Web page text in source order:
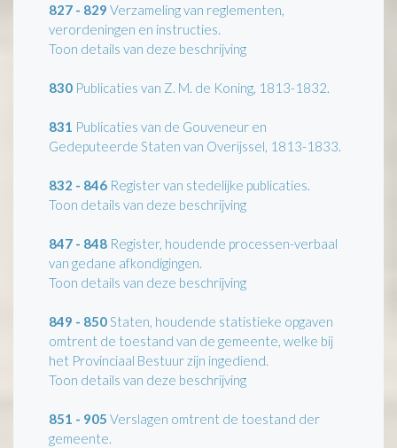
827 - 829 Verzameling van reglementen,
verordeningen en instructies.
Toon details van deze beschrijving
830 Publicaties van Z. M. de Koning, 1813-1832.
831 Publicaties van de Gouveneur en
Gedeputeerde Staten van Overijssel, 1813-1833.
832 - 846 Register van stedelijke publicaties.
Toon details van deze beschrijving
847 - 848 Register, houdende processen-verbaal
van gedane afkondigingen.
Toon details van deze beschrijving
849 - 850Staten, houdende statistieke opgaven
omtrent de toestand van de gemeente, welke bij
het Provinciaal Bestuur zijn ingediend.
Toon details van deze beschrijving
851 - 905 Verslagen omtrent de toestand der
gemeente.